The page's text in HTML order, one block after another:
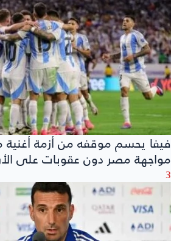
فيفا يحسم موقفه من أزمة أغنية
مواجهة مصر دون عقوبات على
3